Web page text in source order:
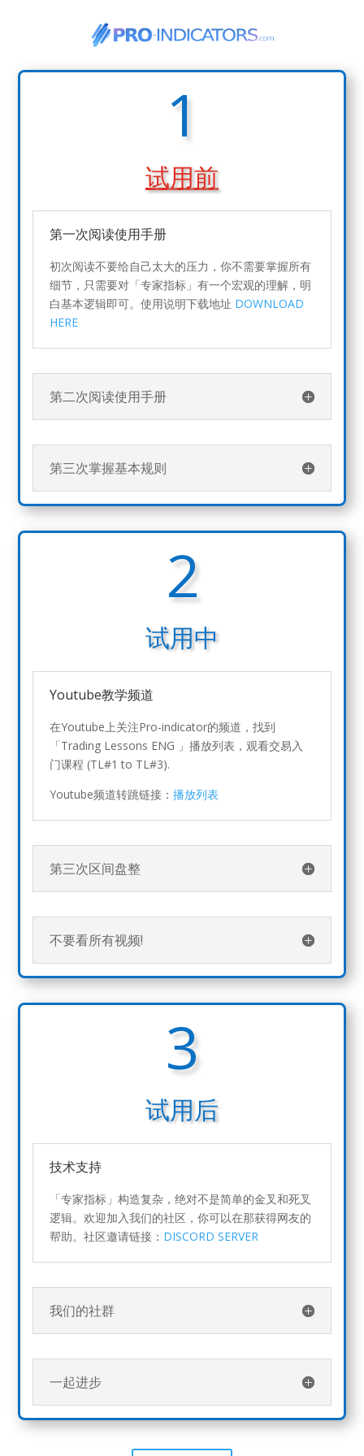
1
试用前
第一次阅读使用手册
初次阅读不要给自己太大的压力，你不需要掌握所有
细节，只需要对「专家指标」有一个宏观的理解，明
白基本逻辑即可。使用说明下载地址 DOWNLOAD
HERE
第二次阅读使用手册
第三次掌握基本规则
2
试用中
Youtube教学频道
在Youtube上关注Pro-indicator的频道，找到
「Trading Lessons ENG 」播放列表，观看交易入
门课程 (TL#1 to TL#3).
Youtube频道转跳链接：播放列表
第三次区间盘整
不要看所有视频!
3
试用后
技术支持
「专家指标」构造复杂，绝对不是简单的金叉和死叉
逻辑。欢迎加入我们的社区，你可以在那获得网友的
帮助。社区邀请链接： DISCORD SERVER
我们的社群
一起进步